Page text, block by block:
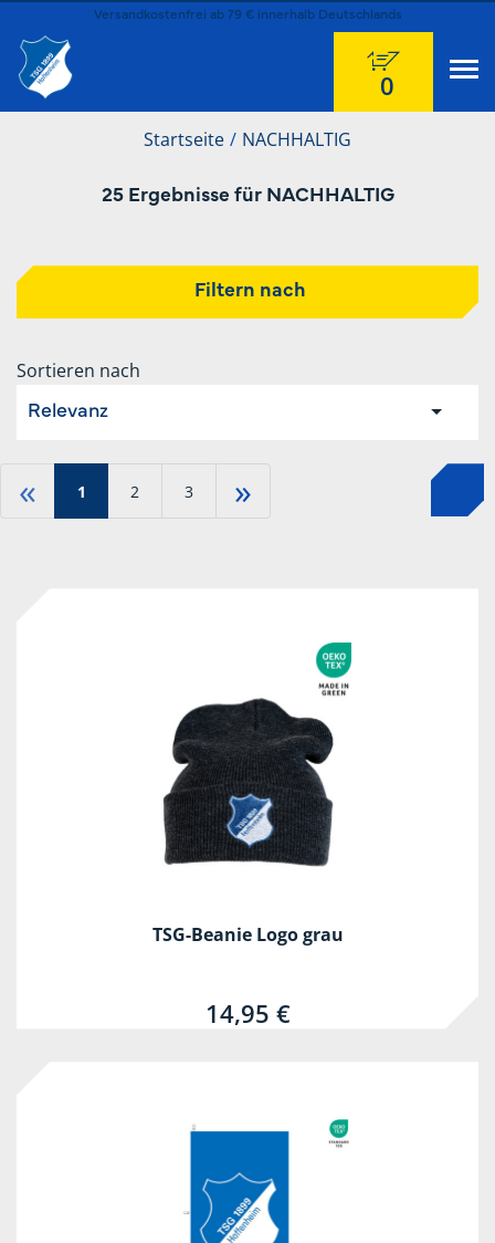
Versandkostenfrei ab 79 € innerhalb Deutschlands
0
Startseite NACHHALTIG
25 Ergebnisse für NACHHALTIG
Filtern nach
Sortieren nach
Relevanz
« 1 2 3 »
TSG-Beanie Logo grau
14,95 €